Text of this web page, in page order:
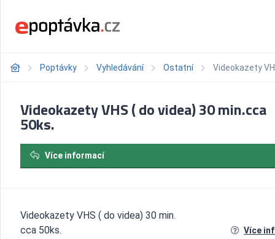
Poptávky Vyhledávání Ostatní Videokazety
Videokazety VHS ( do videa) 30 min.cca
50ks.
Více informací
Videokazety VHS ( do videa) 30 min.
cca 50ks.
Více